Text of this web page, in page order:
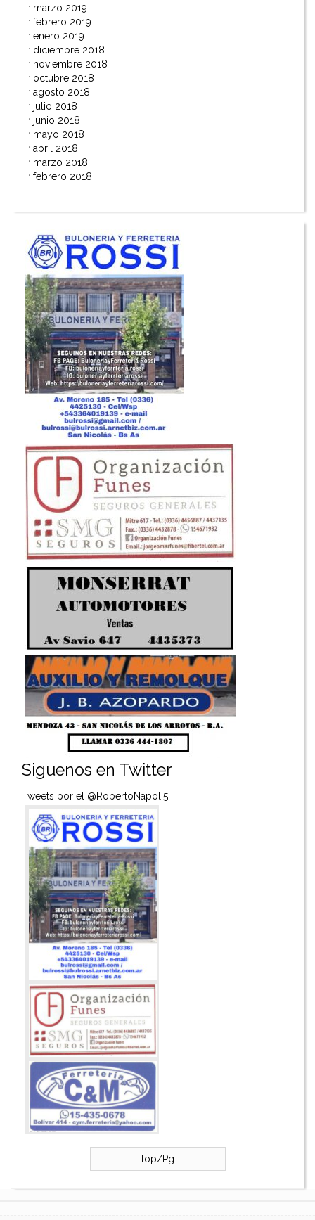
marzo 2019
febrero 2019
enero 2019
diciembre 2018
noviembre 2018
octubre 2018
agosto 2018
julio 2018
junio 2018
mayo 2018
abril 2018
marzo 2018
febrero 2018
Siguenos en Twitter
Tweets por el @RobertoNapoli5.
Top/Pg.